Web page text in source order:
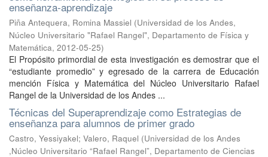
enseñanza-aprendizaje
Piña Antequera, Romina Massiel (Universidad de los Andes,
Núcleo Universitario "Rafael Rangel", Departamento de Física y
Matemática, 2012-05-25)
El Propósito primordial de esta investigación es demostrar que el
“estudiante promedio” y egresado de la carrera de Educación
mención Física y Matemática del Núcleo Universitario Rafael
Rangel de la Universidad de los Andes ...
Técnicas del Superaprendizaje como Estrategias de
enseñanza para alumnos de primer grado
Castro, Yessiyakel; Valero, Raquel (Universidad de los Andes
,Núcleo Universitario “Rafael Rangel”, Departamento de Ciencias